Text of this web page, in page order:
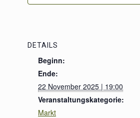
DETAILS
Beginn:
Ende:
22 November 2025 | 19:00
Veranstaltungskategorie:
Markt